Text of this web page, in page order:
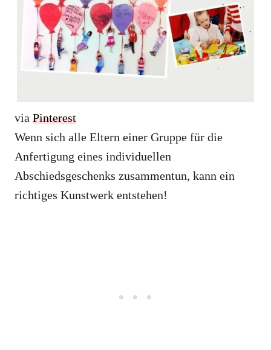
via Pinterest
Wenn sich alle Eltern einer Gruppe für die
Anfertigung eines individuellen
Abschiedsgeschenks zusammentun, kann ein
richtiges Kunstwerk entstehen!